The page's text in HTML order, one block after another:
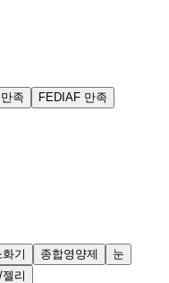
족
FEDIAF 만족
화기 종합영양제
눈
리